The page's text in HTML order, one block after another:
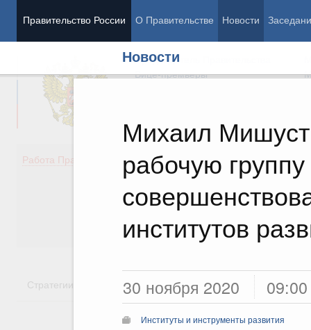
Правительство России О Правительстве Новости
Новости
Михаил
рабочую
институтов
30 ноября 2020 09:00
Институты и инструменты развития
Председатель Правительства
Вице-премьеры
Работа Правительства
Демография
Здоровье
Культура
Государство
Стратегии Государственные программы